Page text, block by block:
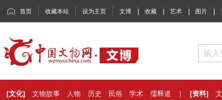
首页 收藏本站 设为主页 文博 | 收藏 | 艺术 | 图片 |
[文化] 文物故事 人物 历史 民俗 学术 儒释道 | [资料]